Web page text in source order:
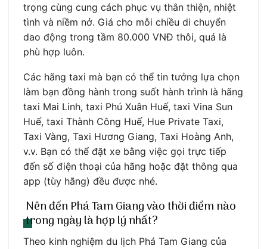
trọng cùng cung cách phục vụ thân thiện, nhiệt
tình và niềm nở. Giá cho mỗi chiều di chuyển
dao động trong tầm 80.000 VNĐ thôi, quá là
phù hợp luôn.
Các hãng taxi mà bạn có thể tin tưởng lựa chọn
làm bạn đồng hành trong suốt hành trình là hãng
taxi Mai Linh, taxi Phú Xuân Huế, taxi Vina Sun
Huế, taxi Thành Công Huế, Hue Private Taxi,
Taxi Vàng, Taxi Hương Giang, Taxi Hoàng Anh,
v.v. Bạn có thể đặt xe bằng việc gọi trực tiếp
đến số điện thoại của hãng hoặc đặt thông qua
app (tùy hãng) đều được nhé.
Nên đến Phá Tam Giang vào thời điểm nào
trong ngày là hợp lý nhất?
Theo kinh nghiệm du lịch Phá Tam Giang của